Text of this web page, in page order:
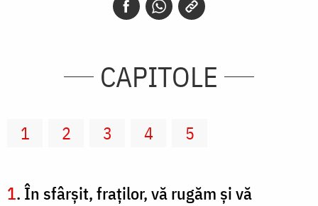
CAPITOLE
1 2 3 4 5
1. În sfârşit, fraţilor, vă rugăm şi vă